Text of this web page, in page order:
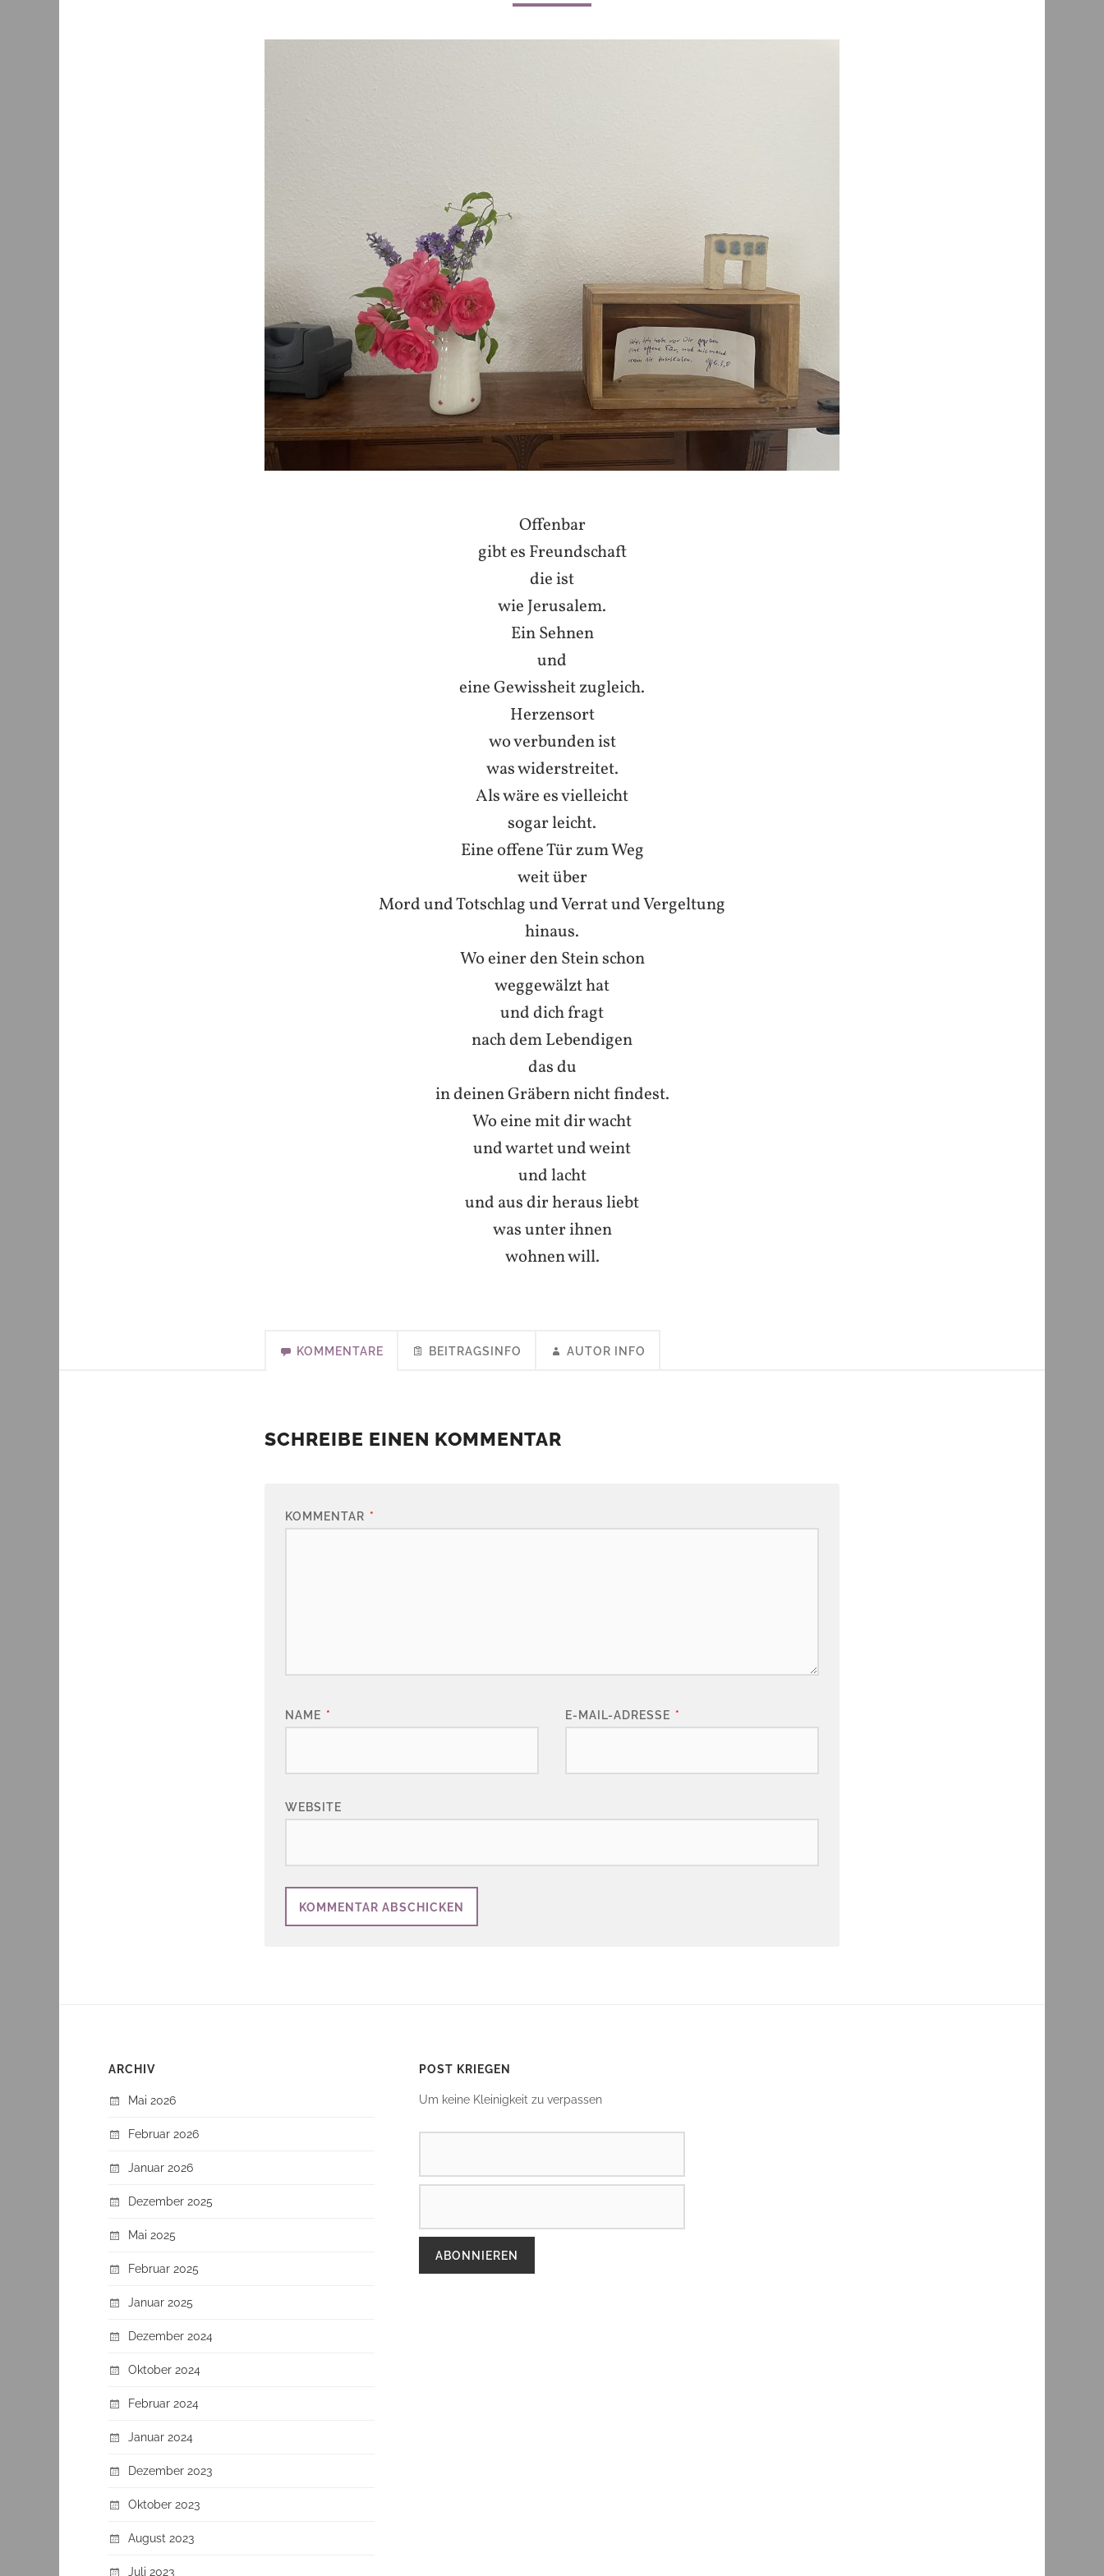
Offenbar
gibt es Freundschaft
die ist
wie Jerusalem.
Ein Sehnen
und
eine Gewissheit zugleich.
Herzensort
wo verbunden ist
was widerstreitet.
Als wäre es vielleicht
sogar leicht.
Eine offene Tür zum Weg
weit über
Mord und Totschlag und Verrat und Vergeltung
hinaus.
Wo einer den Stein schon
weggewälzt hat
und dich fragt
nach dem Lebendigen
das du
in deinen Gräbern nicht findest.
Wo eine mit dir wacht
und wartet und weint
und lacht
und aus dir heraus liebt
was unter ihnen
wohnen will.
KOMMENTARE BEITRAGSINFO AUTOR INFO
SCHREIBE EINEN KOMMENTAR
KOMMENTAR *
NAME * E-MAIL-ADRESSE *
WEBSITE
ARCHIV
Mai 2026
Februar 2026
Januar 2026
Dezember 2025
Mai 2025
Februar 2025
Januar 2025
Dezember 2024
Oktober 2024
Februar 2024
Januar 2024
Dezember 2023
Oktober 2023
August 2023
Juli 2023
POST KRIEGEN
Um keine Kleinigkeit zu verpassen